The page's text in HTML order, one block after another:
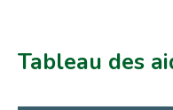
Tableau des